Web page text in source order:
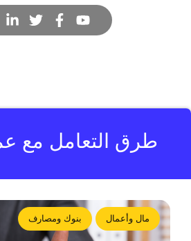
طرق التعامل مع
مال وأعمال بنوك ومصارف